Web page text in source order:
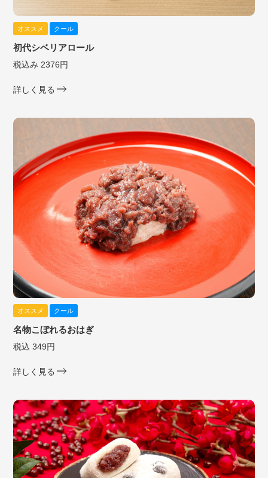
オススメ クール
初代シベリアロール
税込み 2376円
詳しく見る
オススメ クール
名物こぼれるおはぎ
税込 349円
詳しく見る